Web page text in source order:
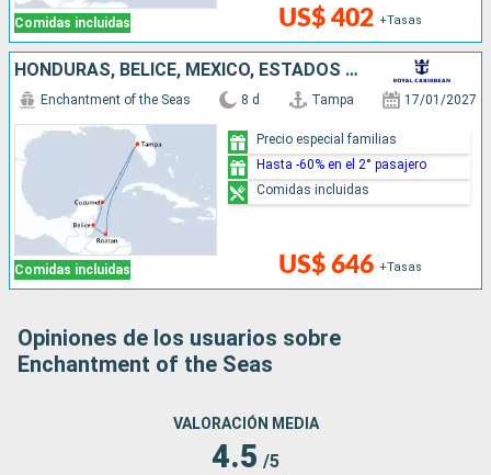
Comidas incluidas US$ 402 +Tasas
HONDURAS, BELICE, MÉXICO, ESTADOS UNIDOS
Comidas incluidas
Enchantment of the Seas 8 d Tampa 17/01/2027
US$ 646 +Tasas
Precio especial familias
Hasta -60% en el 2° pasajero
Comidas incluidas
Opiniones de los usuarios sobre
Enchantment of the Seas
VALORACIÓN MEDIA
4.5 /5